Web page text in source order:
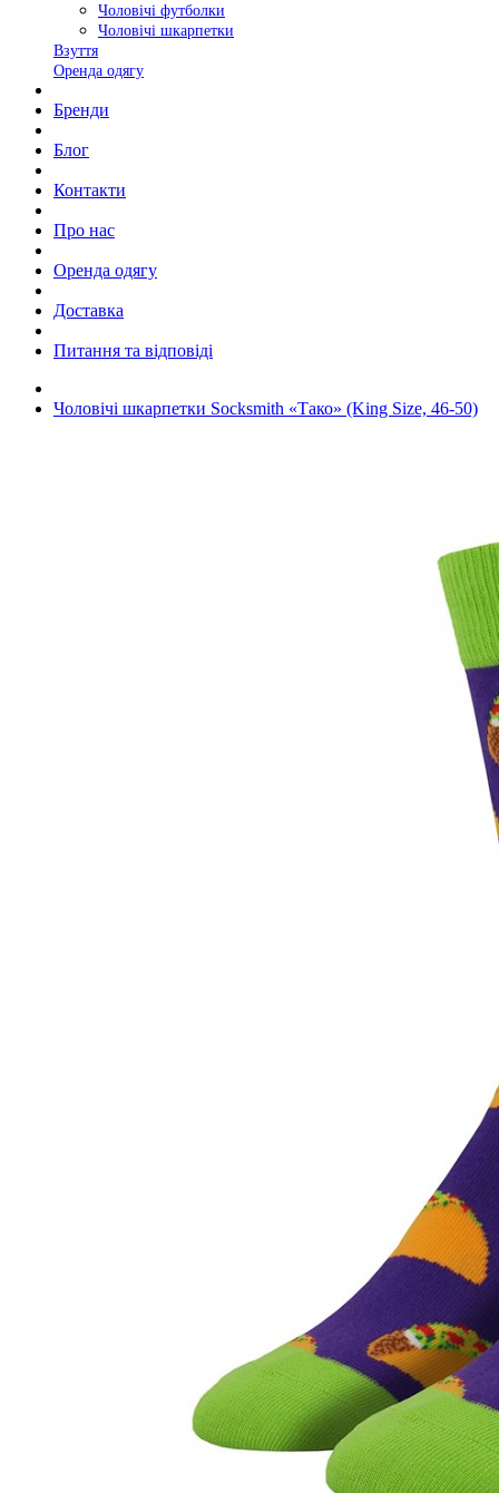
Чоловічі футболки
Чоловічі шкарпетки
Взуття
Оренда одягу
Бренди
Блог
Контакти
Про нас
Оренда одягу
Доставка
Питання та відповіді
Чоловічі шкарпетки Socksmith «Тако» (King Size, 46-50)